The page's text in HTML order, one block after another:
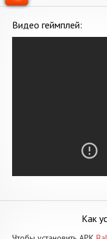
Видео геймплей:
Как